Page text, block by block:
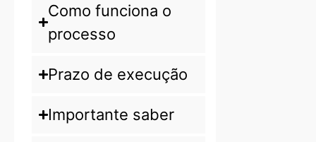
Como funciona o
processo
Prazo de execução
Importante saber